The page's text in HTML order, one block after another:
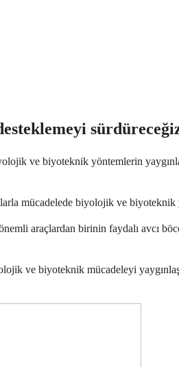
ve biyoteknik yöntemlerin
mücadelede biyolojik ve biyoteknik
araçlardan birinin faydalı avcı
ve biyoteknik mücadeleyi